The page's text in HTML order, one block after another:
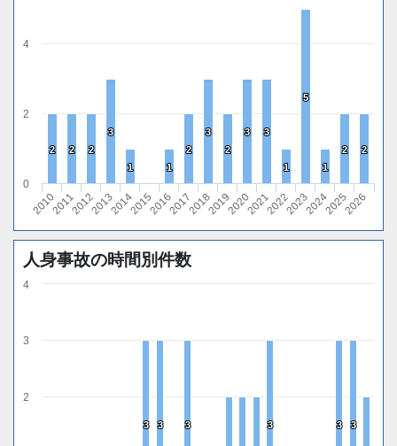
2
2 2
2 2
2
3
3
1
1 1
1
2
2
3
3
2
2
3
3 3
3
1
1
5
5
1
1
2
2 2
2
20102011201220132014201520162017201820192020202120222023202420252026
0
2
4
人身事故の時間別件数
3
3 3
3 3
3 3
3 3
3 3
3
2
3
4